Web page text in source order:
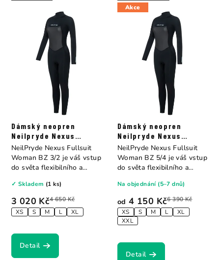
Dámský neopren
Neilpryde Nexus
Fullsuit B/Z 3/2
3 020 Kč4 650 Kč
XS
S M L XL
✓ Skladem (1 ks)
Detail
NeilPryde Nexus Fullsuit
Woman BZ 3/2 je váš vstup
do světa flexibilního a
Akce
Dámský neopren
Neilpryde Nexus
Fullsuit B/Z 5/4
od 4 150 Kč6 390 Kč
XS
S M L
XL
XXL
Na objednání (5–7 dnů)
Detail
NeilPryde Nexus Fullsuit
Woman BZ 5/4 je váš vstup
do světa flexibilního a